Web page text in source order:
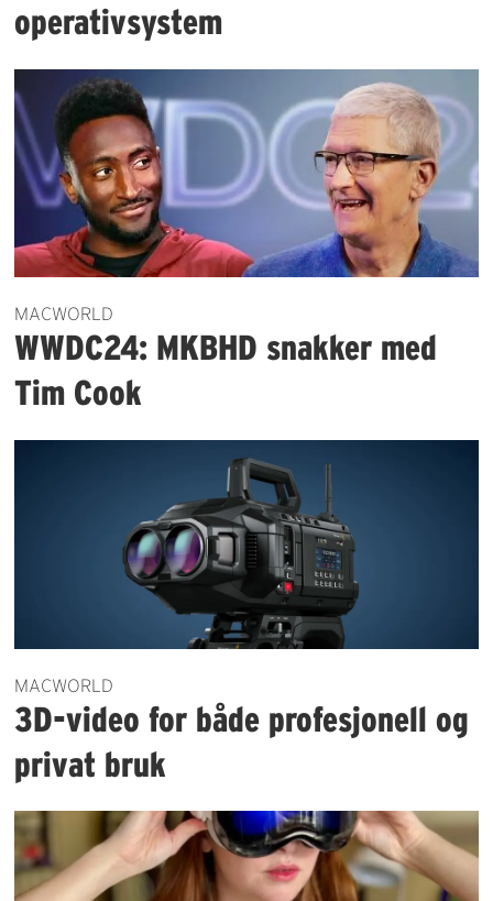
operativsystem
MACWORLD
WWDC24: MKBHD snakker med
Tim Cook
MACWORLD
3D-video for både profesjonell og
privat bruk